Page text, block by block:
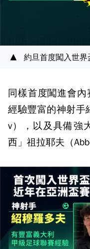
約旦首度闖入世
同樣首度闖進會
經驗豐富的神射手
v），以及具備強
西」祖拉耶夫（